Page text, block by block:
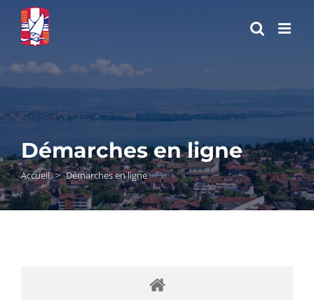
Passer
contenu
Démarches en ligne
Accueil > Démarches en ligne